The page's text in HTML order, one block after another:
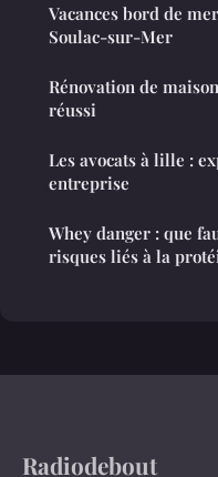
Vacances bord de
Soulac-sur-Mer
Rénovation de
réussi
Les avocats à lille :
entreprise
Whey danger : que
risques liés à la
Radiodebout